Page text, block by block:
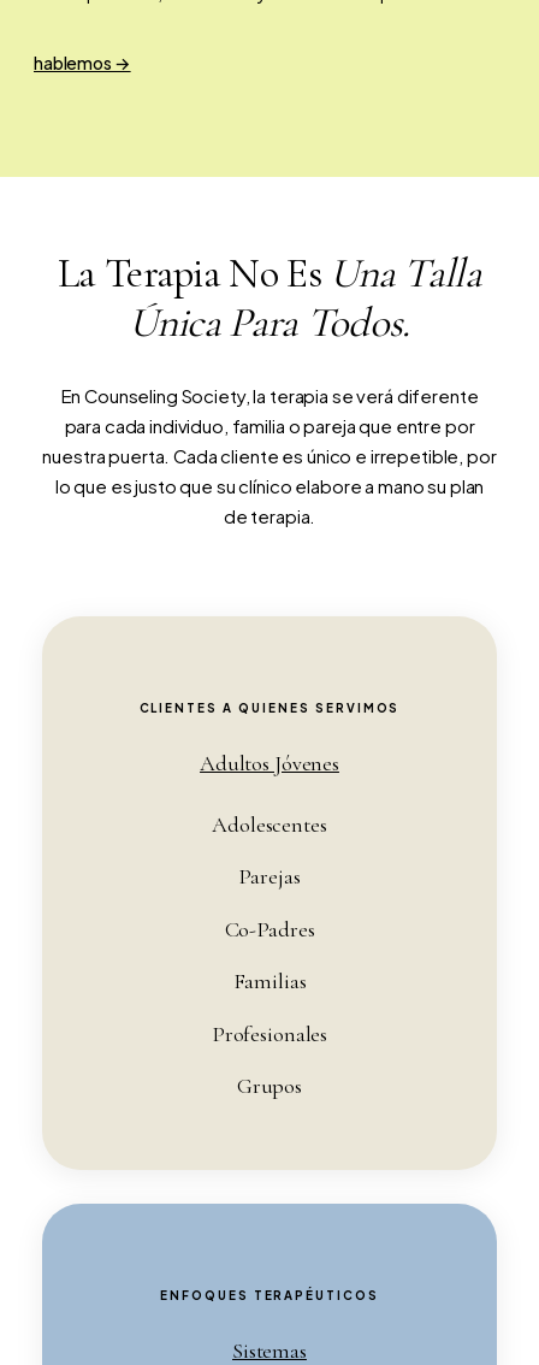
hablemos →
La Terapia No Es Una Talla
Única Para Todos.
En Counseling Society, la terapia se verá diferente
para cada individuo, familia o pareja que entre por
nuestra puerta. Cada cliente es único e irrepetible, por
lo que es justo que su clínico elabore a mano su plan
de terapia.
CLIENTES A QUIENES SERVIMOS
Adultos Jóvenes
Adolescentes
Parejas
Co-Padres
Familias
Profesionales
Grupos
ENFOQUES TERAPÉUTICOS
Sistemas